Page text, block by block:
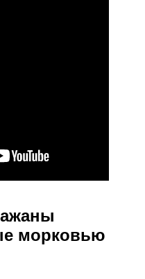
морковью